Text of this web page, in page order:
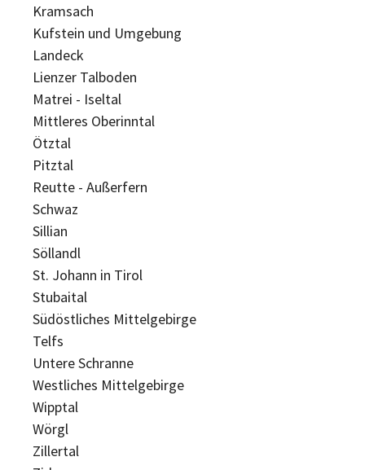
Kramsach
Kufstein und Umgebung
Landeck
Lienzer Talboden
Matrei - Iseltal
Mittleres Oberinntal
Ötztal
Pitztal
Reutte - Außerfern
Schwaz
Sillian
Söllandl
St. Johann in Tirol
Stubaital
Südöstliches Mittelgebirge
Telfs
Untere Schranne
Westliches Mittelgebirge
Wipptal
Wörgl
Zillertal